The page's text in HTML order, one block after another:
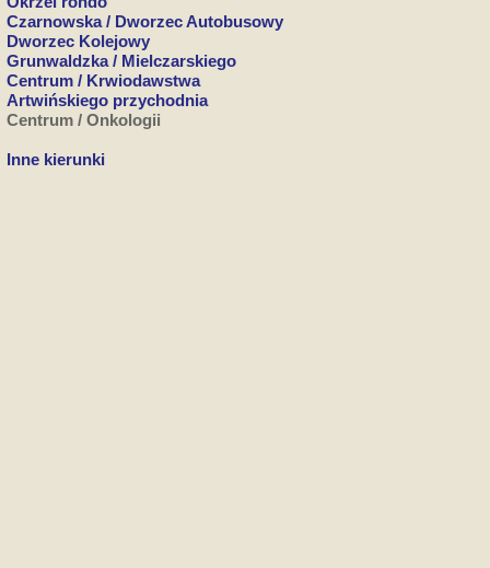
Czarnowska / Dworzec Autobusowy
Dworzec Kolejowy
Grunwaldzka / Mielczarskiego
Centrum / Krwiodawstwa
Artwińskiego przychodnia
Centrum / Onkologii
Inne kierunki